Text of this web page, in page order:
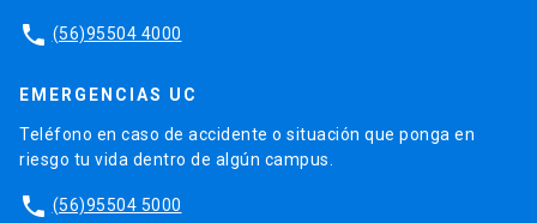
phone (56)95504 4000
EMERGENCIAS UC
Teléfono en caso de accidente o situación que ponga en
riesgo tu vida dentro de algún campus.
phone (56)95504 5000